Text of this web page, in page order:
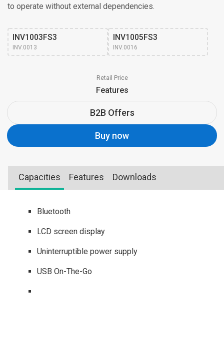
to operate without external dependencies.
INV1003FS3
INV.0013
INV1005FS3
INV.0016
Retail Price
Features
B2B Offers
Buy now
Capacities Features Downloads
Bluetooth
LCD screen display
Uninterruptible power supply
USB On-The-Go